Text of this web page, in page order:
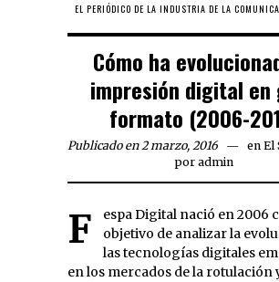
EL PERIÓDICO DE LA INDUSTRIA DE LA
Cómo ha
impresión digital en
formato (2006-
Publicado en 2 marzo, 2016 en El
por admin
Fespa Digital nació en 2006 con el
objetivo de analizar la
las tecnologías digitales
en los mercados de la rotulación